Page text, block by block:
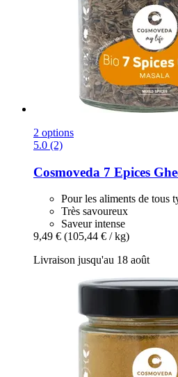
2 options
5.0 (2)
Cosmoveda 7 Epices
Pour les aliments de tous
Très savoureux
Saveur intense
9,49 € (105,44 € / kg)
Livraison jusqu'au 18 août